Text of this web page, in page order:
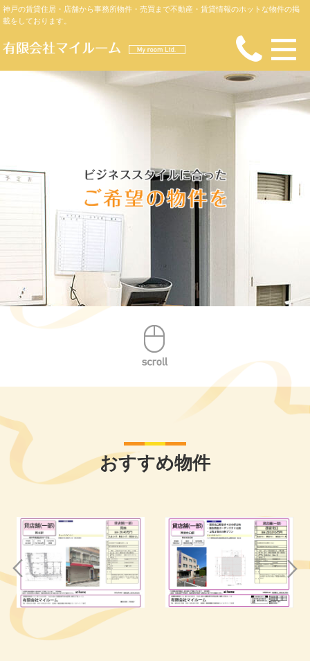
神戸の賃貸住居・店舗から事務所物件・売買まで不動産・賃貸情報のホットな物件の掲
載をしております。
おすすめ物件